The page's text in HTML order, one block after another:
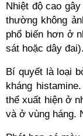
Nhiệt độ cao
thường không
phổ biến hơn ở
sát hoặc dây đai).
Bí quyết là loại
kháng
thể xuất hiện ở
và ở vùng háng.